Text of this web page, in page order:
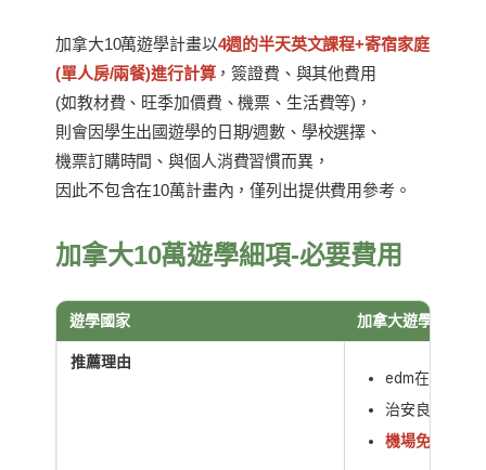
加拿大10萬遊學計畫以4週的半天英文課程+寄宿家庭
(單人房/兩餐)進行計算，簽證費、與其他費用
(如教材費、旺季加價費、機票、生活費等)，
則會因學生出國遊學的日期/週數、學校選擇、
機票訂購時間、與個人消費習慣而異，
因此不包含在10萬計畫內，僅列出提供費用參考。
加拿大10萬遊學細項-必要費用
遊學國家 加拿大遊學
推薦理由
edm在溫哥華
治安良好首次
機場免費接機